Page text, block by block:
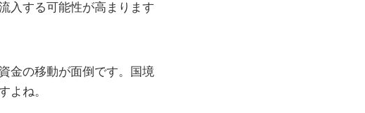
入する可能性が高まります
金の移動が面倒です。国境
よね。